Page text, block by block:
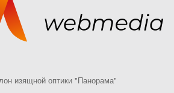
изящной оптики "Панорама"